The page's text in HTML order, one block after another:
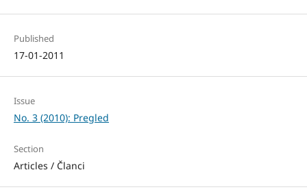
Published
17-01-2011
Issue
No. 3 (2010): Pregled
Section
Articles / Članci